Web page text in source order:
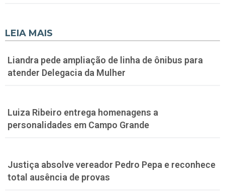
LEIA MAIS
Liandra pede ampliação de linha de ônibus para
atender Delegacia da Mulher
Luiza Ribeiro entrega homenagens a
personalidades em Campo Grande
Justiça absolve vereador Pedro Pepa e reconhece
total ausência de provas